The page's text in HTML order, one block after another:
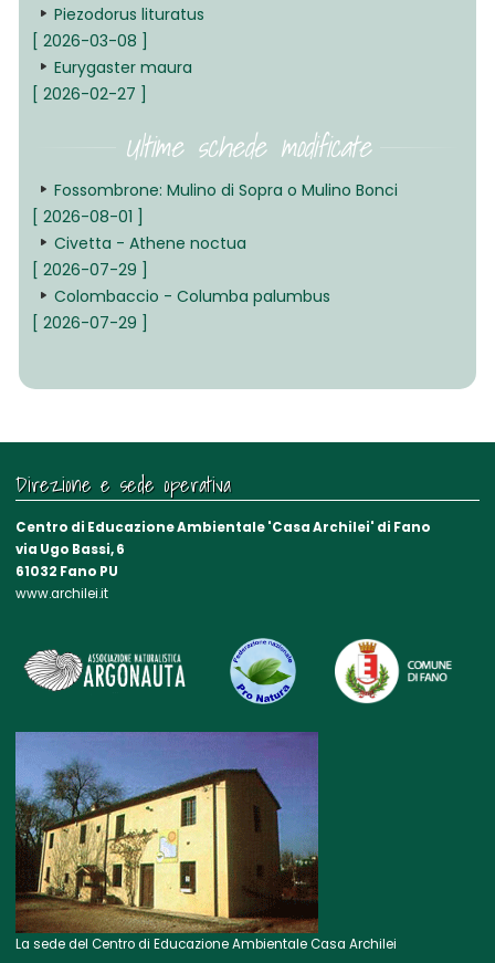
Piezodorus lituratus
[ 2026-03-08 ]
Eurygaster maura
[ 2026-02-27 ]
Ultime schede modificate
Fossombrone: Mulino di Sopra o Mulino Bonci
[ 2026-08-01 ]
Civetta - Athene noctua
[ 2026-07-29 ]
Colombaccio - Columba palumbus
[ 2026-07-29 ]
Direzione e sede operativa
Centro di Educazione Ambientale 'Casa Archilei' di Fano
via Ugo Bassi, 6
61032 Fano PU
www.archilei.it
La sede del Centro di Educazione Ambientale Casa Archilei